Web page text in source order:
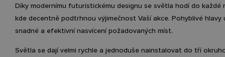
Díky modernímu futuristickému designu se světla hodí do každé
kde decentně podtrhnou výjimečnost Vaší akce. Pohyblivé hlavy
snadné a efektivní nasvícení požadovaných míst.
Světla se dají velmi rychle a jednoduše nainstalovat do tří